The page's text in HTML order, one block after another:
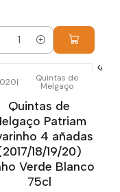
| Quintas de
Melgaço
Quintas de
Patriam
4 añadas
18/19/20)
Verde Blanco
75cl